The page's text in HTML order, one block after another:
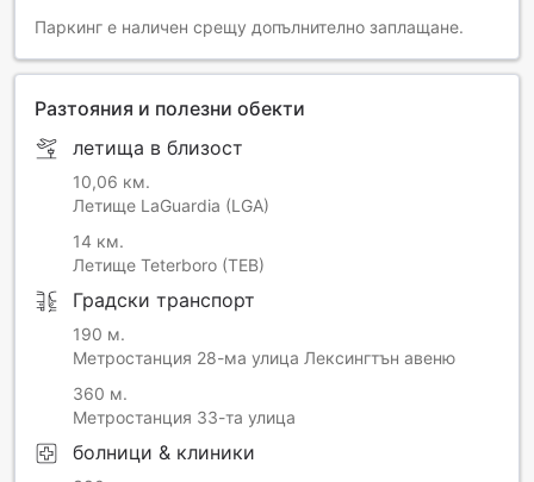
Паркинг е наличен срещу допълнително заплащане.
Разтояния и полезни обекти
летища в близост
10,06 км.
Летище LaGuardia (LGA)
14 км.
Летище Teterboro (TEB)
Градски транспорт
190 м.
Метростанция 28-ма улица Лексингтън авеню
360 м.
Метростанция 33-та улица
болници & клиники